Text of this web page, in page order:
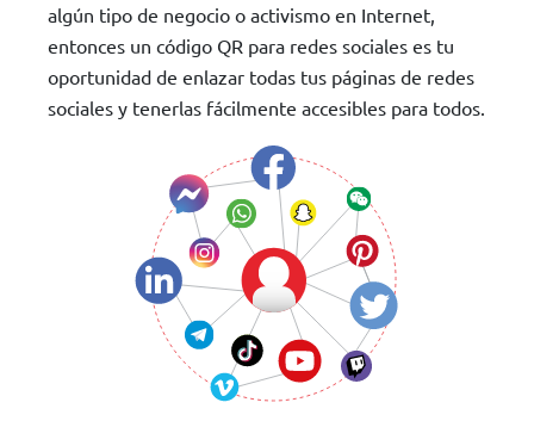
algún tipo de negocio o activismo en Internet,
entonces un código QR para redes sociales es tu
oportunidad de enlazar todas tus páginas de redes
sociales y tenerlas fácilmente accesibles para todos.